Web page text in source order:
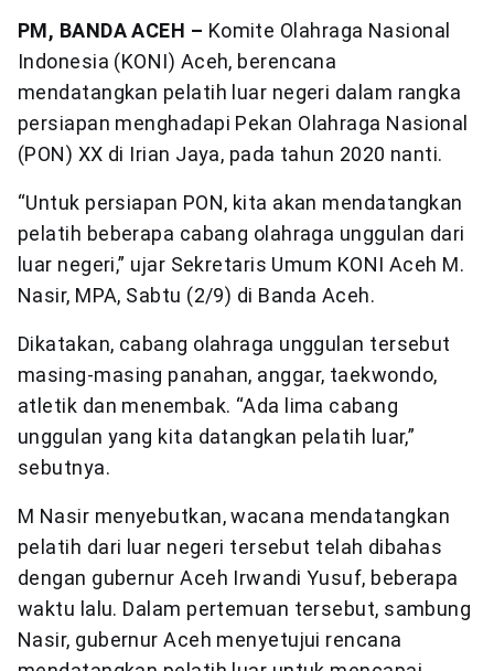
PM, BANDA ACEH – Komite Olahraga Nasional
Indonesia (KONI) Aceh, berencana
mendatangkan pelatih luar negeri dalam rangka
persiapan menghadapi Pekan Olahraga Nasional
(PON) XX di Irian Jaya, pada tahun 2020 nanti.
“Untuk persiapan PON, kita akan mendatangkan
pelatih beberapa cabang olahraga unggulan dari
luar negeri,” ujar Sekretaris Umum KONI Aceh M.
Nasir, MPA, Sabtu (2/9) di Banda Aceh.
Dikatakan, cabang olahraga unggulan tersebut
masing-masing panahan, anggar, taekwondo,
atletik dan menembak. “Ada lima cabang
unggulan yang kita datangkan pelatih luar,”
sebutnya.
M Nasir menyebutkan, wacana mendatangkan
pelatih dari luar negeri tersebut telah dibahas
dengan gubernur Aceh Irwandi Yusuf, beberapa
waktu lalu. Dalam pertemuan tersebut, sambung
Nasir, gubernur Aceh menyetujui rencana